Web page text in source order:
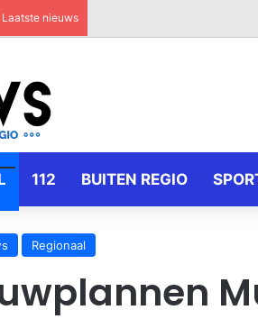
Laatste nieuws
112 BUITEN REGIO
Regionaal